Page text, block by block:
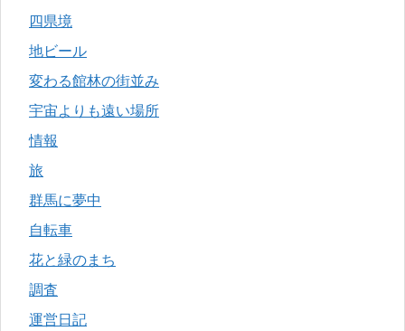
四県境
地ビール
変わる館林の街並み
宇宙よりも遠い場所
情報
旅
群馬に夢中
自転車
花と緑のまち
調査
運営日記